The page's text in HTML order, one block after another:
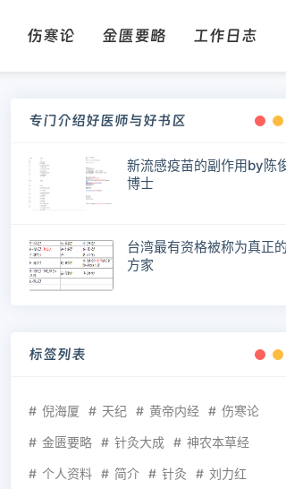
伤寒论 金匮要略 工作日志
专门介绍好医师与好书区
新流感疫苗的副作用by陈
博士
台湾最有资格被称为真正
方家
标签列表
倪海厦 天纪 黄帝内经 伤寒论
金匮要略 针灸大成 神农本草经
个人资料 简介 针灸 刘力红